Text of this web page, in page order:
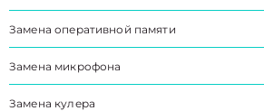
Замена оперативной памяти
Замена микрофона
Замена кулера